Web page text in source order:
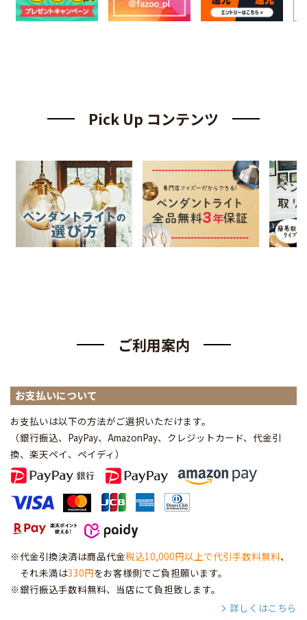
Pick Up コンテンツ
ご利用案内
お支払いについて
お支払いは以下の方法がご選択いただけます。
（銀行振込、PayPay、AmazonPay、クレジットカード、代金引
換、楽天ペイ、ペイディ ）
※代金引換決済は商品代金税込10,000円以上で代引手数料無料、
それ未満は330円をお客様側でご負担願います。
※銀行振込手数料無料、当店にて負担致します。
詳しくはこちら